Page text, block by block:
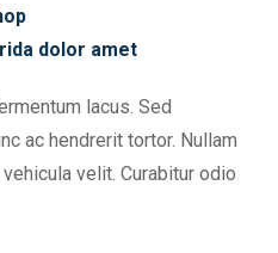
dolor amet
lacus. Sed
ac hendrerit tortor. Nullam
velit. Curabitur odio